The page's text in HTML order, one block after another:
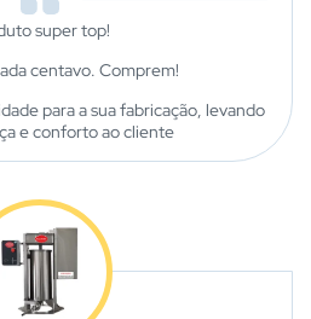
super top!
centavo. Comprem!
para a sua fabricação, levando
e conforto ao cliente